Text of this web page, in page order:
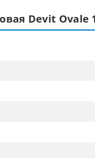
Devit Ovale